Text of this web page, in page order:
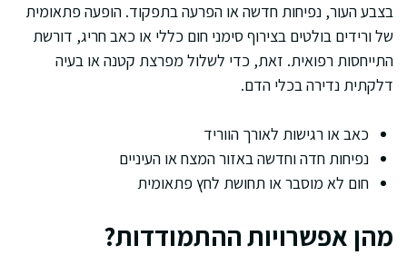
בצבע העור, נפיחות חדשה או הפרעה בתפקוד. הופעה פתאומית
של ורידים בולטים בצירוף סימני חום כללי או כאב חריג, דורשת
התייחסות רפואית. זאת, כדי לשלול מפרצת קטנה או בעיה
דלקתית נדירה בכלי הדם.
כאב או רגישות לאורך הווריד
נפיחות חדה וחדשה באזור המצח או העיניים
חום לא מוסבר או תחושת לחץ פתאומית
מהן אפשרויות ההתמודדות?